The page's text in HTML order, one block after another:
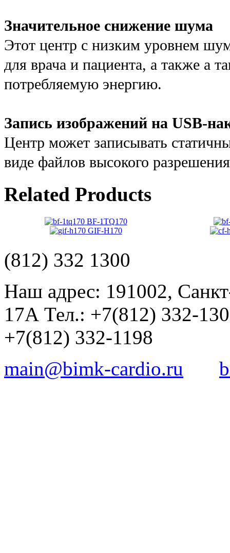
Значительное снижение шума
Этот центр с низким уровнем
для врача и пациента, а также а
потребляемую энергию.
Запись изображений на USB-
Центр может записывать
виде файлов высокого
Related Products
BF-1TQ170
GIF-H170
(812) 332 1300
Наш адрес: 191002,
17А Тел.: +7(812) 332-
+7(812) 332-1198
main@bimk-cardio.ru